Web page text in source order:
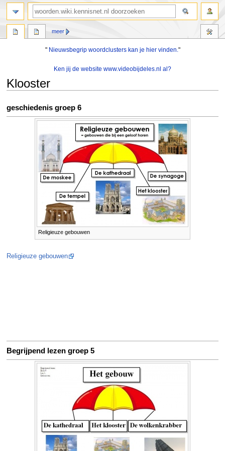
" Nieuwsbegrip woordclusters kan je hier vinden."
Ken jij de website www.videobijdeles.nl al?
Klooster
navigatie
zoeken
geschiedenis groep 6
Religieuze gebouwen
Religieuze gebouwen
Begrijpend lezen groep 5
meer
zoeken